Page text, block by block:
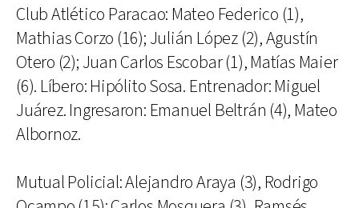
Club Atlético Paracao: Mateo Federico (1),
Mathias Corzo (16); Julián López (2), Agustín
Otero (2); Juan Carlos Escobar (1), Matías Maier
(6). Líbero: Hipólito Sosa. Entrenador: Miguel
Juárez. Ingresaron: Emanuel Beltrán (4), Mateo
Albornoz.
Mutual Policial: Alejandro Araya (3), Rodrigo